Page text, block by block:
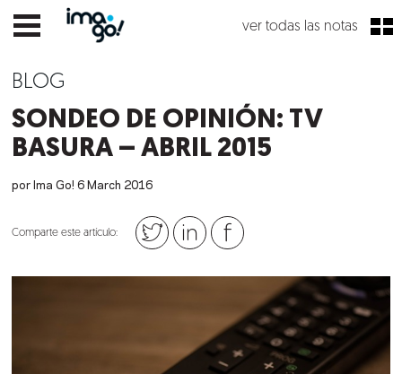
ver todas las notas
BLOG
SONDEO DE OPINIÓN: TV
BASURA – ABRIL 2015
por Ima Go!6 March 2016
Comparte este artículo: